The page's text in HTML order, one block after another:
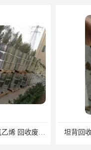
氯乙烯 回收废四氯乙烯 回收废碳氢清洗剂 坦背回收废三氯乙烯